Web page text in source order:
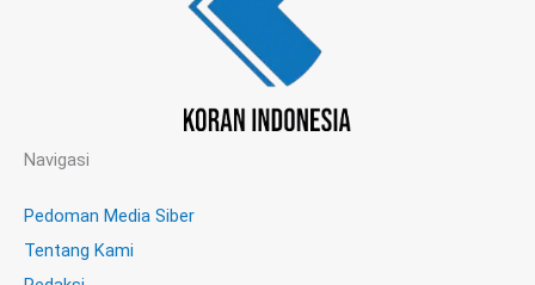
Navigasi
Pedoman Media Siber
Tentang Kami